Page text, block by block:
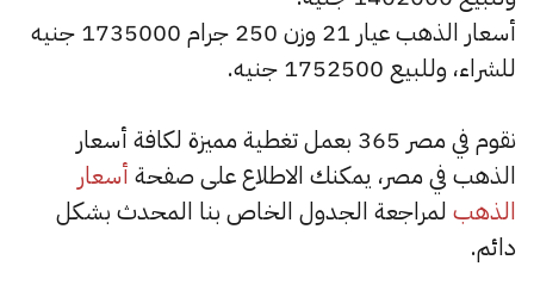
أسعار الذهب عيار 21 وزن 250 جرام 1735000 جنيه
للشراء، وللبيع 1752500 جنيه.
نقوم في مصر 365 بعمل تغطية مميزة لكافة أسعار
الذهب في مصر، يمكنك الاطلاع على صفحة أسعار
الذهب لمراجعة الجدول الخاص بنا المحدث بشكل
دائم.